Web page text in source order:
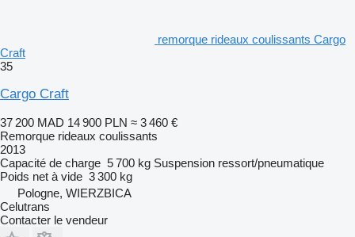
remorque rideaux coulissants Cargo
Craft
35
Cargo Craft
37 200 MAD 14 900 PLN ≈ 3 460 €
Remorque rideaux coulissants
2013
Capacité de charge 5 700 kg Suspension ressort/pneumatique
Poids net à vide 3 300 kg
Pologne, WIERZBICA
Celutrans
Contacter le vendeur